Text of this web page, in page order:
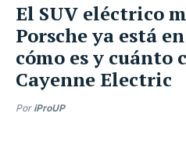
El SUV eléctrico
Porsche ya está
cómo es y cuánto
Cayenne Electric
Por iProUP